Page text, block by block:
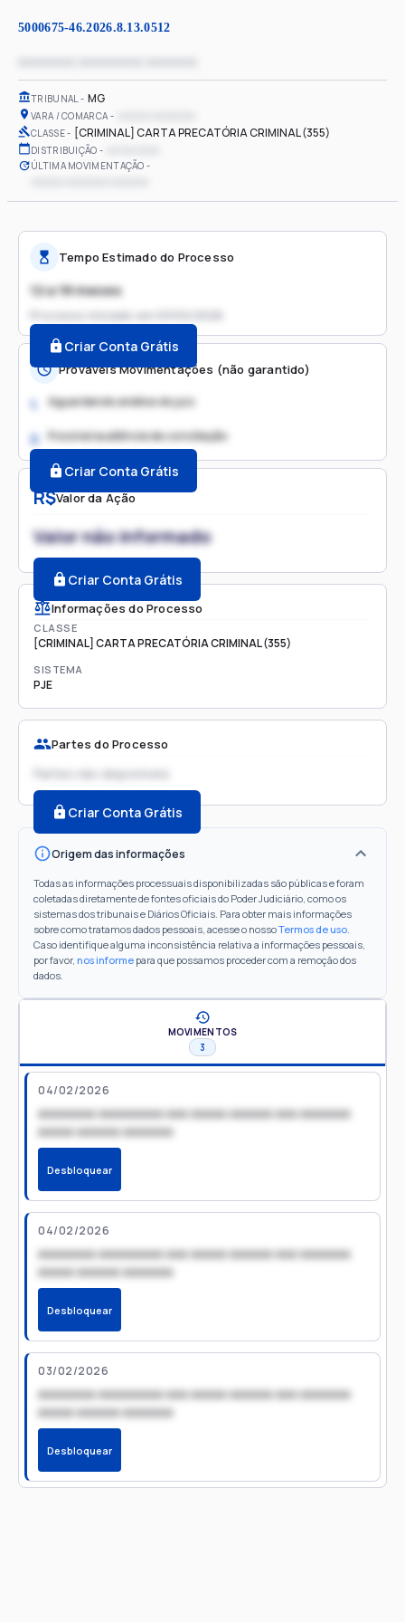
5000675-46.2026.8.13.0512
TRIBUNAL MG
VARA / COMARCA
CLASSE [CRIMINAL] CARTA PRECATÓRIA CRIMINAL (355)
DISTRIBUIÇÃO
ÚLTIMA MOVIMENTAÇÃO
R$Valor da Ação
Valor não informado
Criar Conta Grátis
Informações do Processo
CLASSE
[CRIMINAL] CARTA PRECATÓRIA CRIMINAL (355)
SISTEMA
PJE
Partes do Processo
Partes não disponíveis
Criar Conta Grátis
Origem das informações
Todas as informações processuais disponibilizadas são públicas e foram
coletadas diretamente de fontes oficiais do Poder Judiciário, como os
sistemas dos tribunais e Diários Oficiais. Para obter mais informações
sobre como tratamos dados pessoais, acesse o nossoTermos de uso.
Caso identifique alguma inconsistência relativa a informações pessoais,
por favor, nos informe para que possamos proceder com a remoção dos
dados.
Tempo Estimado do Processo
12 a 18 meses
Processo iniciado em
Criar Conta Grátis
Prováveis Movimentações (não garantido)
1. Aguardando análise do juiz
2. Possível audiência de conciliação
Criar Conta Grátis
MOVIMENTOS
3
04/02/2026
xxxxxxxx xxxxxxxxx xxx xxxxx xxxxxx xxx xxxxxxx
xxxxx xxxxxx xxxxxxx
Desbloquear
04/02/2026
xxxxxxxx xxxxxxxxx xxx xxxxx xxxxxx xxx xxxxxxx
xxxxx xxxxxx xxxxxxx
Desbloquear
03/02/2026
xxxxxxxx xxxxxxxxx xxx xxxxx xxxxxx xxx xxxxxxx
xxxxx xxxxxx xxxxxxx
Desbloquear